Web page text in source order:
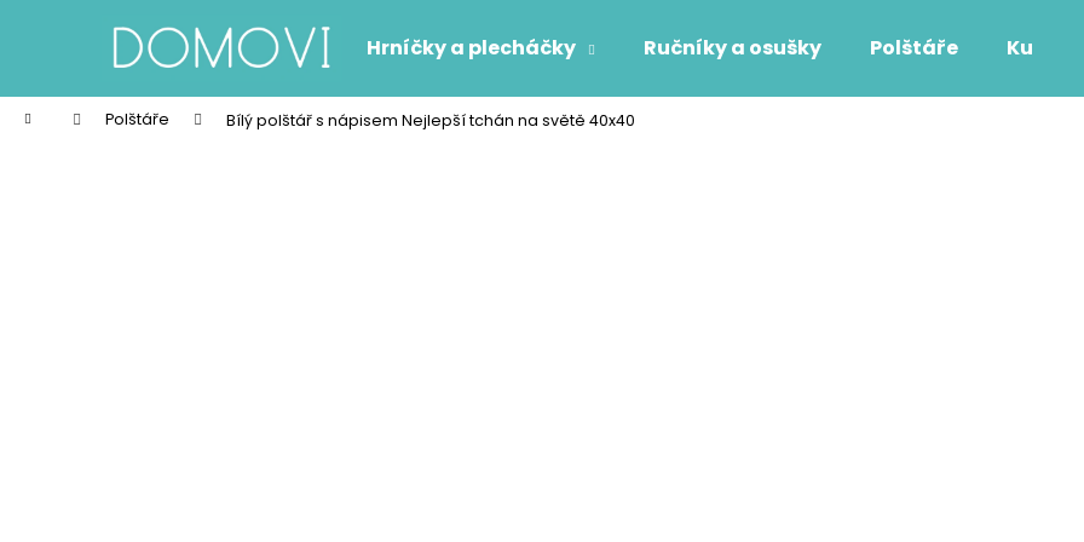
Hrníčky a plecháčky Ručníky a osušky Polštáře
Domů Polštáře Bílý polštář s nápisem Nejlepší tchán na světě 40x40
í
Zpět
do
obchodu
Zpět
do
obchodu
Co potřebujete najít?